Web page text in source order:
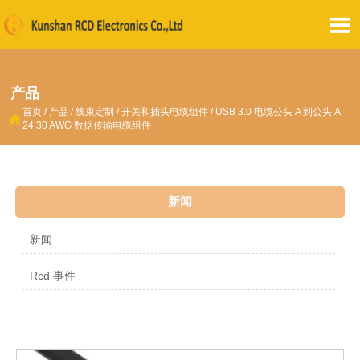

产品
 首页 / 产品 /线束定制 /开关和插头电缆组件 / USB 3.0 电缆公头 A 到公头 A
24 30 AWG 数据传输电缆组件
新闻
新闻
Rcd 事件